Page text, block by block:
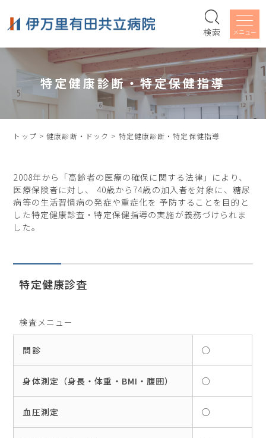
検索
特定健康診断・特定保健指導
トップ >健康診断・ドック > 特定健康診断・特定保健指導
2008年から「高齢者の医療の確保に関する法律」により、
医療保険者に対し、 40歳から74歳の加入者を対象に、糖尿
病等の生活習慣病の発症や重症化を 予防することを目的と
した特定健康診査・特定保健指導の実施が義務づけられま
した。
特定健康診査
検査メニュー
問診 ○
身体測定（身長・体重・BMI・腹囲） ○
血圧測定 ○